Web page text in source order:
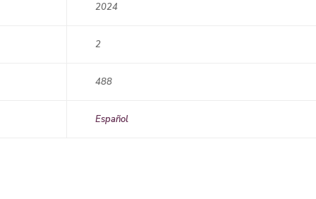
2024
2
488
Español